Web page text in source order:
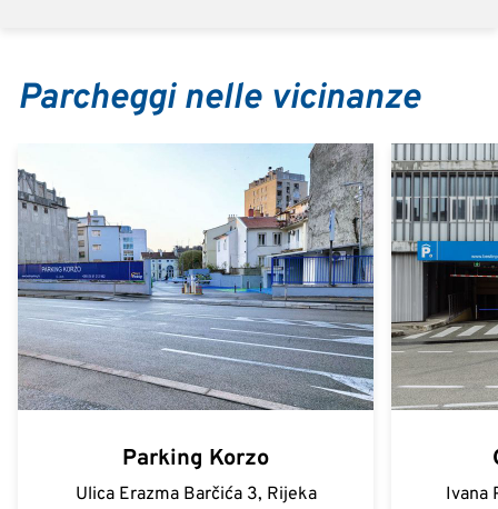
Parcheggi nelle vicinanze
Parking Korzo
Ulica Erazma Barčića 3, Rijeka
Ivana